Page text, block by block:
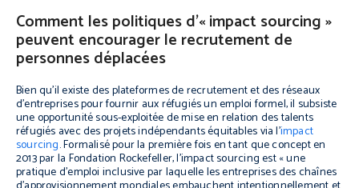
Comment les politiques d’« impact sourcing »
peuvent encourager le recrutement de
personnes déplacées
Bien qu’il existe des plateformes de recrutement et des réseaux
d’entreprises pour fournir aux réfugiés un emploi formel, il subsiste
une opportunité sous-exploitée de mise en relation des talents
réfugiés avec des projets indépendants équitables via l’impact
sourcing. Formalisé pour la première fois en tant que concept en
2013 par la Fondation Rockefeller, l’impact sourcing est « une
pratique d’emploi inclusive par laquelle les entreprises des chaînes